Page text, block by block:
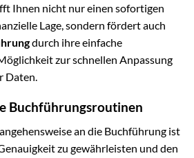
Ihnen nicht nur einen sofortigen
Lage, sondern fördert auch
durch ihre einfache
zur schnellen Anpassung
Daten.
Buchführungsroutinen
an die Buchführung ist
zu gewährleisten und den